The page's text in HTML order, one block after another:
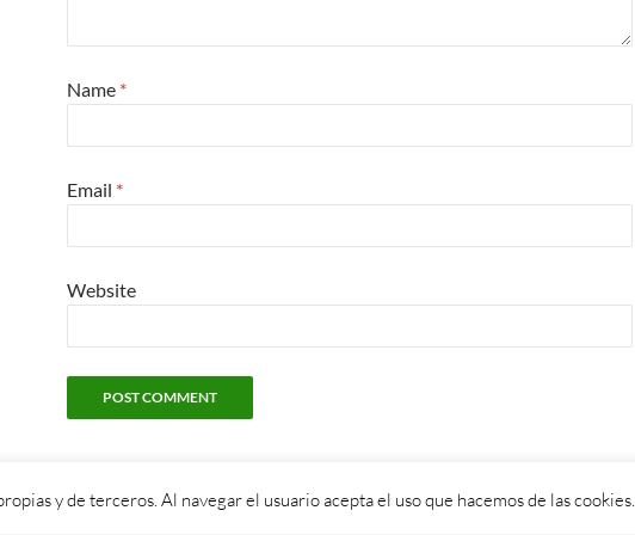
Name *
Email *
Website
y de terceros. Al navegar el usuario acepta el uso que hacemos de las cookies.